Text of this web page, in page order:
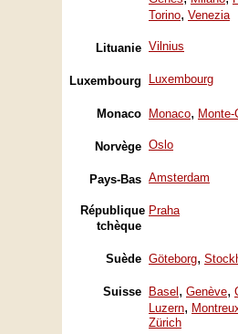
Torino, Venezia
Lituanie Vilnius
Luxembourg Luxembourg
Monaco Monaco, Monte-
Norvège Oslo
Pays-Bas Amsterdam
République
tchèque
Praha
Suède Göteborg,
Suisse Basel , Genève,
Luzern,
Zürich